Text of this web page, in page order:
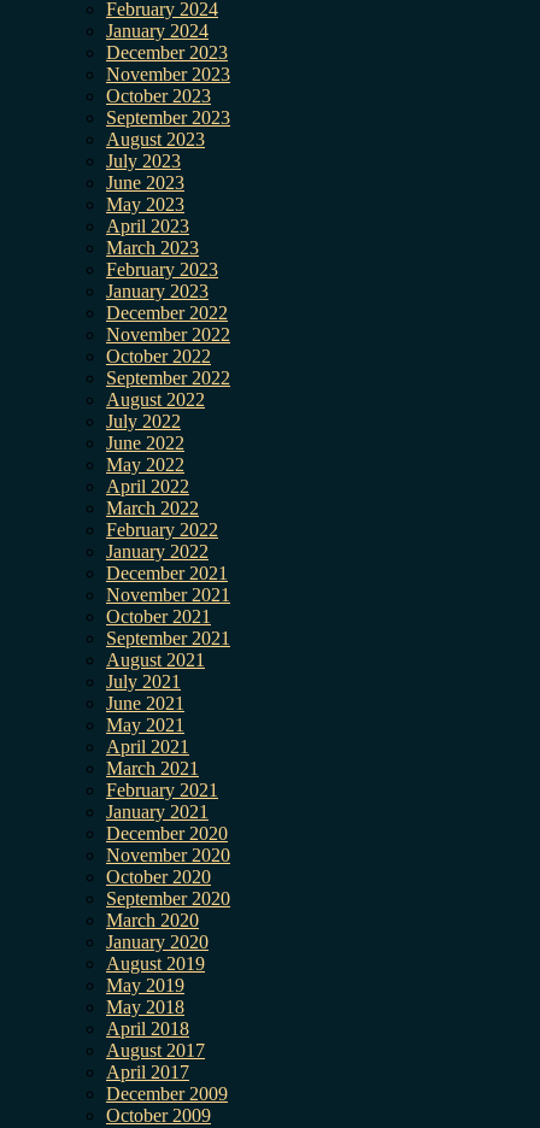
February 2024
January 2024
December 2023
November 2023
October 2023
September 2023
August 2023
July 2023
June 2023
May 2023
April 2023
March 2023
February 2023
January 2023
December 2022
November 2022
October 2022
September 2022
August 2022
July 2022
June 2022
May 2022
April 2022
March 2022
February 2022
January 2022
December 2021
November 2021
October 2021
September 2021
August 2021
July 2021
June 2021
May 2021
April 2021
March 2021
February 2021
January 2021
December 2020
November 2020
October 2020
September 2020
March 2020
January 2020
August 2019
May 2019
May 2018
April 2018
August 2017
April 2017
December 2009
October 2009